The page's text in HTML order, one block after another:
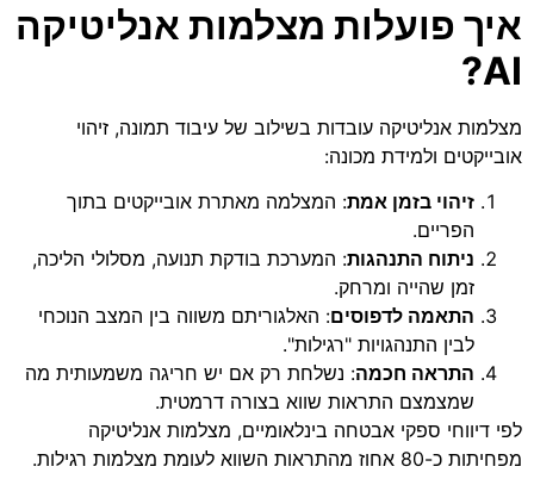
איך פועלות מצלמות אנליטיקה
AI?
מצלמות אנליטיקה עובדות בשילוב של עיבוד תמונה, זיהוי
אובייקטים ולמידת מכונה:
זיהוי בזמן אמת: המצלמה מאתרת אובייקטים בתוך
הפריים.
ניתוח התנהגות: המערכת בודקת תנועה, מסלולי הליכה,
זמן שהייה ומרחק.
התאמה לדפוסים: האלגוריתם משווה בין המצב הנוכחי
לבין התנהגויות "רגילות".
התראה חכמה: נשלחת רק אם יש חריגה משמעותית מה
שמצמצם התראות שווא בצורה דרמטית.
לפי דיווחי ספקי אבטחה בינלאומיים, מצלמות אנליטיקה
מפחיתות כ-80 אחוז מהתראות השווא לעומת מצלמות רגילות.